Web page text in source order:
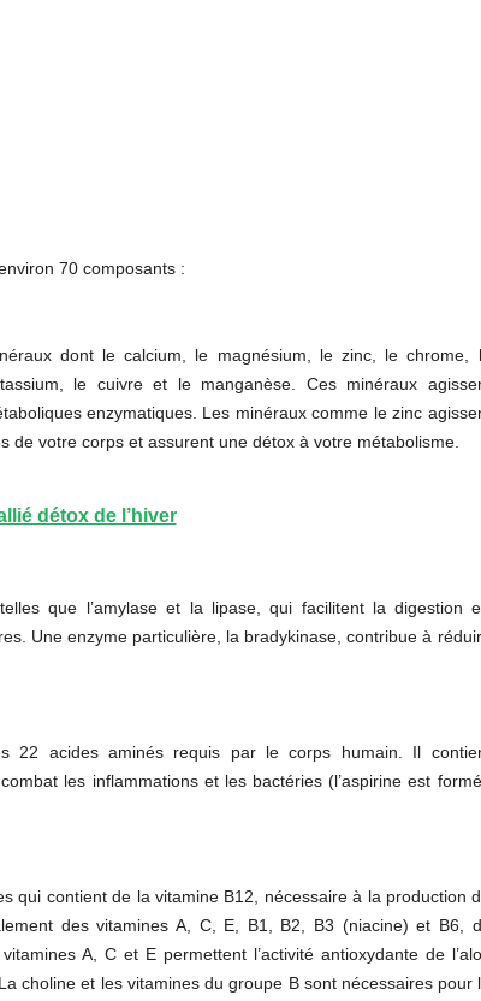
70 composants :
dont le calcium, le magnésium, le zinc, le chrome,
le cuivre et le manganèse. Ces minéraux
enzymatiques. Les minéraux comme le zinc
de votre corps et assurent une détox à votre métabolisme.
détox de l’hiver
que l’amylase et la lipase, qui facilitent la digestion
Une enzyme particulière, la bradykinase, contribue à
22 acides aminés requis par le corps humain. Il
les inflammations et les bactéries (l’aspirine est
qui contient de la vitamine B12, nécessaire à la production
des vitamines A, C, E, B1, B2, B3 (niacine) et B6,
A, C et E permettent l’activité antioxydante de
choline et les vitamines du groupe B sont nécessaires pour